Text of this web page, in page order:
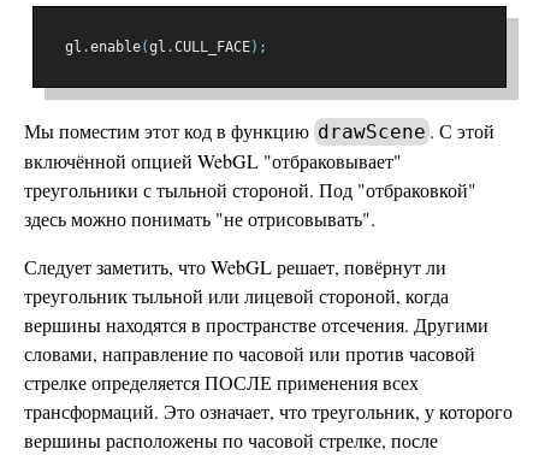
  gl
.enable(gl .CULL_FACE);
Мы поместим этот код в функцию drawScene . С этой
включённой опцией WebGL "отбраковывает"
треугольники с тыльной стороной. Под "отбраковкой"
здесь можно понимать "не отрисовывать".
Следует заметить, что WebGL решает, повёрнут ли
треугольник тыльной или лицевой стороной, когда
вершины находятся в пространстве отсечения. Другими
словами, направление по часовой или против часовой
стрелке определяется ПОСЛЕ применения всех
трансформаций. Это означает, что треугольник, у которого
вершины расположены по часовой стрелке, после